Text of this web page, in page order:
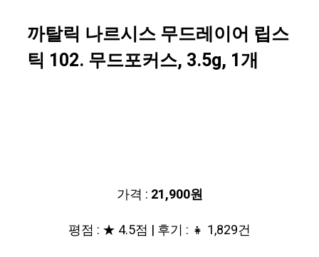
까탈릭 나르시스 무드레이어 립스
틱 102. 무드포커스, 3.5g, 1개
가격 : 21,900원
평점 : ★ 4.5점 | 후기 : 👧 1,829건